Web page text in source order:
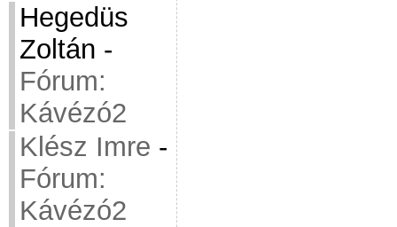
Hegedüs
Zoltán -
Fórum:
Kávézó2
Klész Imre -
Fórum:
Kávézó2